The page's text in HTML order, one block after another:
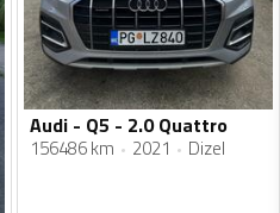
Audi - Q5 - 2.0 Quattro
156486 km 2021 Dizel